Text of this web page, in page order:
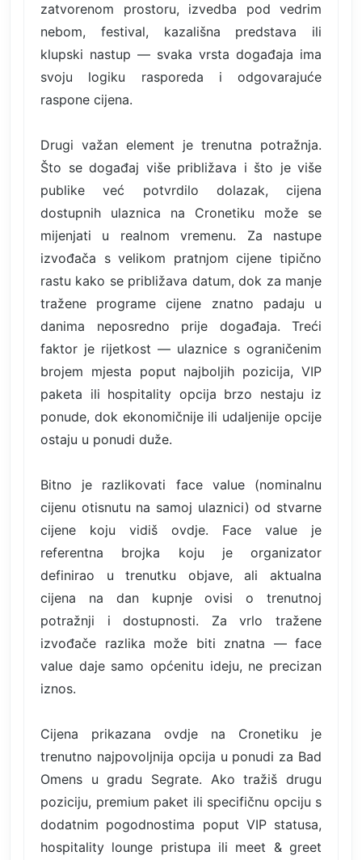
zatvorenom prostoru, izvedba pod vedrim
nebom, festival, kazališna predstava ili
klupski nastup — svaka vrsta događaja ima
svoju logiku rasporeda i odgovarajuće
raspone cijena.
Drugi važan element je trenutna potražnja.
Što se događaj više približava i što je više
publike već potvrdilo dolazak, cijena
dostupnih ulaznica na Cronetiku može se
mijenjati u realnom vremenu. Za nastupe
izvođača s velikom pratnjom cijene tipično
rastu kako se približava datum, dok za manje
tražene programe cijene znatno padaju u
danima neposredno prije događaja. Treći
faktor je rijetkost — ulaznice s ograničenim
brojem mjesta poput najboljih pozicija, VIP
paketa ili hospitality opcija brzo nestaju iz
ponude, dok ekonomičnije ili udaljenije opcije
ostaju u ponudi duže.
Bitno je razlikovati face value (nominalnu
cijenu otisnutu na samoj ulaznici) od stvarne
cijene koju vidiš ovdje. Face value je
referentna brojka koju je organizator
definirao u trenutku objave, ali aktualna
cijena na dan kupnje ovisi o trenutnoj
potražnji i dostupnosti. Za vrlo tražene
izvođače razlika može biti znatna — face
value daje samo općenitu ideju, ne precizan
iznos.
Cijena prikazana ovdje na Cronetiku je
trenutno najpovoljnija opcija u ponudi za Bad
Omens u gradu Segrate. Ako tražiš drugu
poziciju, premium paket ili specifičnu opciju s
dodatnim pogodnostima poput VIP statusa,
hospitality lounge pristupa ili meet & greet